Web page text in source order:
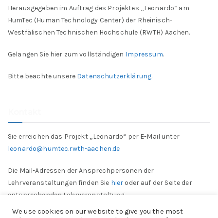
Herausgegeben im Auftrag des Projektes „Leonardo“ am
HumTec (Human Technology Center) der Rheinisch-
Westfälischen Technischen Hochschule (RWTH) Aachen.
Gelangen Sie hier zum vollständigen Impressum.
Bitte beachte unsere Datenschutzerklärung.
Sie erreichen das Projekt „Leonardo“ per E-Mail unter
leonardo@humtec.rwth-aachen.de
Die Mail-Adressen der Ansprechpersonen der
Lehrveranstaltungen finden Sie hier oder auf der Seite der
entsprechenden Lehrveranstaltung.
We use cookies on our website to give you the most